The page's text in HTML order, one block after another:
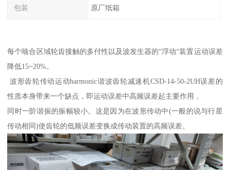
包装 原厂纸箱
每个啮合区域轮齿接触的多付性以及波发生器的“浮动“装置运动误差
降低15~20%。
波形齿轮传动运动harmonic谐波齿轮减速机CSD-14-50-2UH误差的
性质本身带来一个缺点，即运动误差中高频误差起主要作用，
同时一阶谐振的振幅较小。这是因为在波形传动中(一般的说与行星
传动相同)使齿轮的低频误差变换成传动装置的高频误差。